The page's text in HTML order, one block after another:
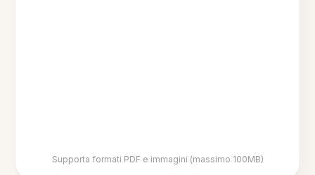
Supporta formati PDF e immagini (massimo 100MB)